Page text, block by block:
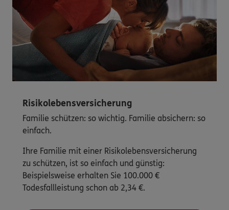
Risikolebensversicherung
Familie schützen: so wichtig. Familie absichern: so
einfach.
Ihre Familie mit einer Risikolebensversicherung
zu schützen, ist so einfach und günstig:
Beispielsweise erhalten Sie 100.000 €
Todesfallleistung schon ab 2,34 €.